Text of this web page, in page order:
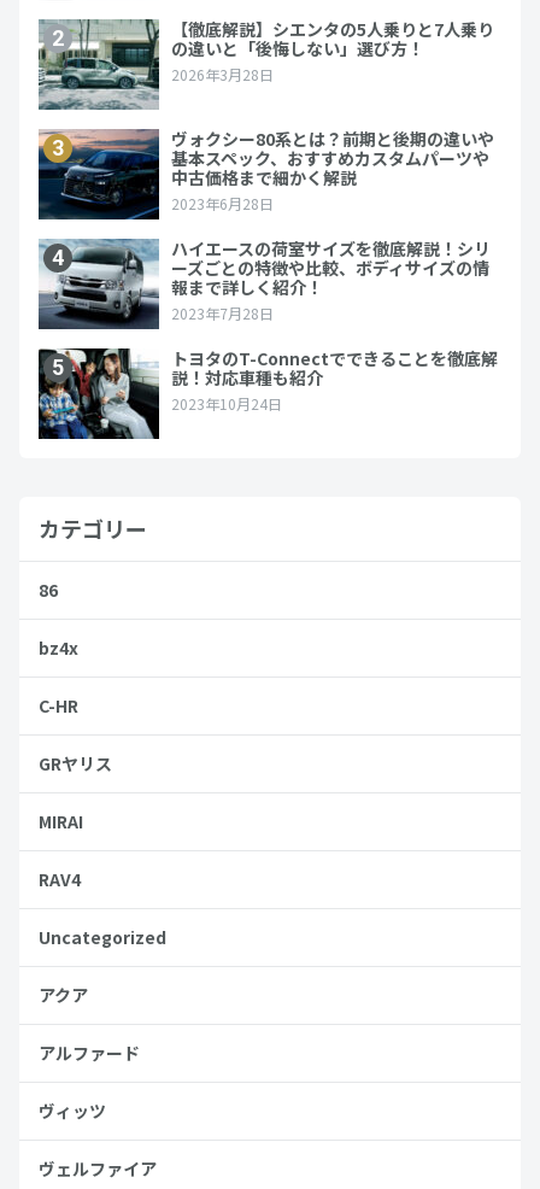
カテゴリー
86
bz4x
C-HR
GRヤリス
MIRAI
RAV4
Uncategorized
アクア
アルファード
ヴィッツ
ヴェルファイア